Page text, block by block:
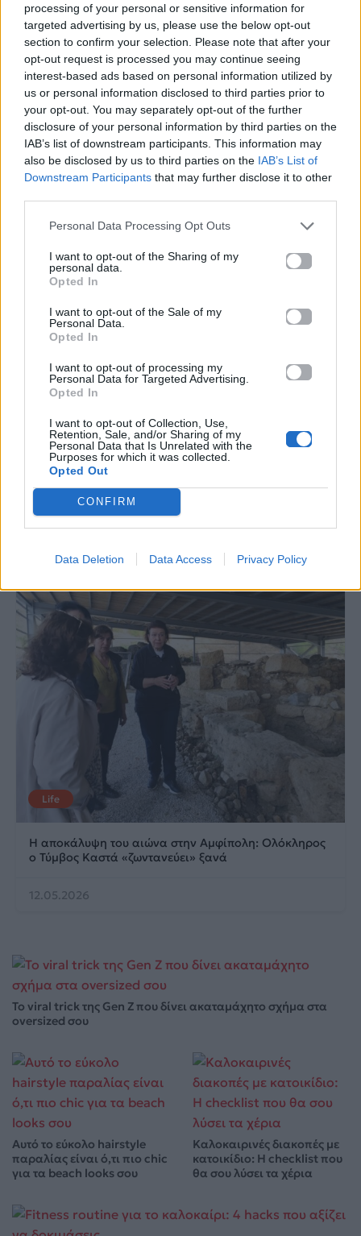
processing of your personal or sensitive information for
targeted advertising by us, please use the below opt-out
section to confirm your selection. Please note that after your
opt-out request is processed you may continue seeing
interest-based ads based on personal information utilized by
us or personal information disclosed to third parties prior to
your opt-out. You may separately opt-out of the further
disclosure of your personal information by third parties on the
IAB’s list of downstream participants. This information may
also be disclosed by us to third parties on the IAB’s List of
Downstream Participants that may further disclose it to other
Personal Data Processing Opt Outs
I want to opt-out of the Sharing of my
personal data.
Opted In
I want to opt-out of the Sale of my
Personal Data.
Opted In
I want to opt-out of processing my
Personal Data for Targeted Advertising.
Opted In
I want to opt-out of Collection, Use,
Retention, Sale, and/or Sharing of my
Personal Data that Is Unrelated with the
Purposes for which it was collected.
Opted Out
CONFIRM
Data Deletion Data Access Privacy Policy
Life
Πού να μην
κολυμπήσεις στην
25.06.2026
Life
AKTOR: Δίπλα στους
νέους επιστήμονες με
AKTOR4TheFuture
04.06.2026
EUROVISION
ΕΡΤ: Εντυπωσιακή
αύξηση κερδοφορίας
στη φετινή Eurovision
Ηλεκτρικά πατίνια:
Μεταφορικό μέσο ή
Life
Η αποκάλυψη του αιώνα στην Αμφίπολη: Ολόκληρος
ο Τύμβος Καστά «ζωντανεύει» ξανά
12.05.2026
Το viral trick της Gen Z που δίνει ακαταμάχητο σχήμα στα
oversized σου
Αυτό το εύκολο hairstyle
παραλίας είναι ό,τι πιο chic
για τα beach looks σου
Καλοκαιρινές διακοπές με
κατοικίδιο: Η checklist που
θα σου λύσει τα χέρια